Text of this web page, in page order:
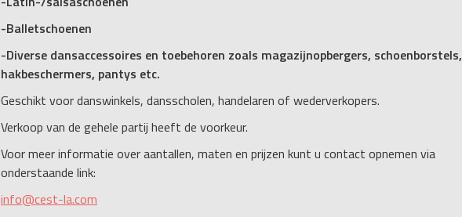
-Balletschoenen
-Diverse dansaccessoires en toebehoren zoals magazijnopbergers, schoenborstels,
hakbeschermers, pantys etc.
Geschikt voor danswinkels, dansscholen, handelaren of wederverkopers.
Verkoop van de gehele partij heeft de voorkeur.
Voor meer informatie over aantallen, maten en prijzen kunt u contact opnemen via
onderstaande link:
info@cest-la.com